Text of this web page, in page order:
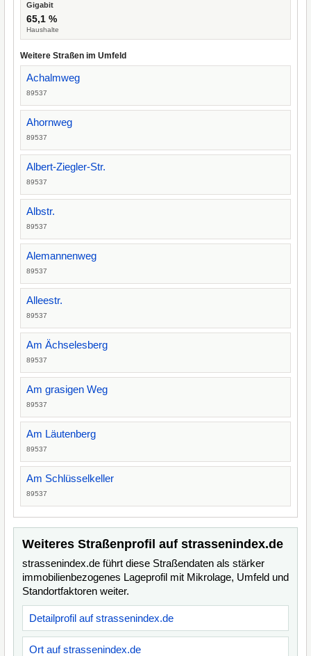
Gigabit
65,1 %
Haushalte
Weitere Straßen im Umfeld
Achalmweg
89537
Ahornweg
89537
Albert-Ziegler-Str.
89537
Albstr.
89537
Alemannenweg
89537
Alleestr.
89537
Am Ächselesberg
89537
Am grasigen Weg
89537
Am Läutenberg
89537
Am Schlüsselkeller
89537
Weiteres Straßenprofil auf strassenindex.de
strassenindex.de führt diese Straßendaten als stärker
immobilienbezogenes Lageprofil mit Mikrolage, Umfeld und
Standortfaktoren weiter.
Detailprofil auf strassenindex.de
Ort auf strassenindex.de